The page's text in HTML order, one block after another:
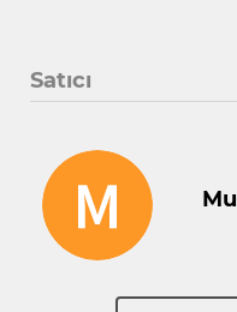
Satıcı